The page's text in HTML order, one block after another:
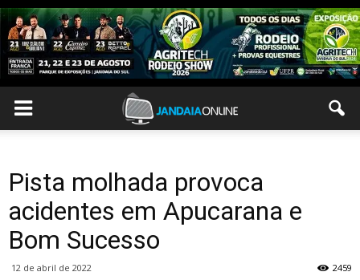
Pista molhada provoca
acidentes em Apucarana e
Bom Sucesso
12 de abril de 2022 2459